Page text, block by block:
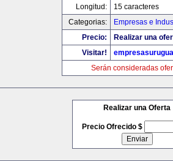
Longitud:
15 caracteres
Categorias:
Empresas e
Precio:
Realizar una
Visitar!
Serán consideradas
Realizar una Oferta
Precio Ofrecido $